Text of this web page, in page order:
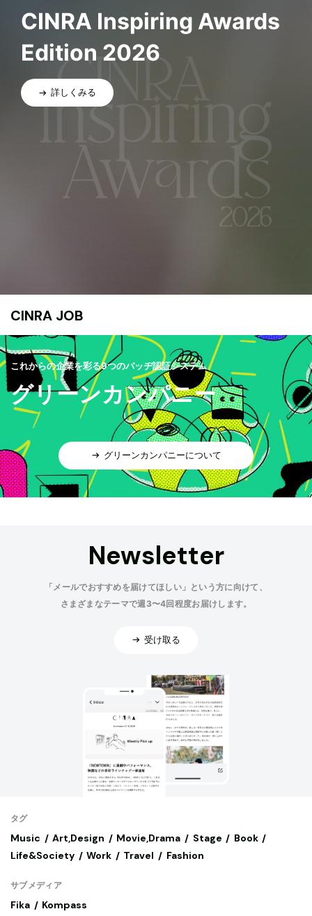
CINRA Inspiring Awards
Edition 2026
詳しくみる
CINRA JOB
これからの企業を彩る9つのバッヂ認証システム
グリーンカンパニー
グリーンカンパニーについて
Newsletter
「メールでおすすめを届けてほしい」という方に向けて、
さまざまなテーマで週3〜4回程度お届けします。
受け取る
タグ
Music Art,Design Movie,Drama Stage
Book
Life&Society
Work Travel Fashion
サブメディア
Fika Kompass